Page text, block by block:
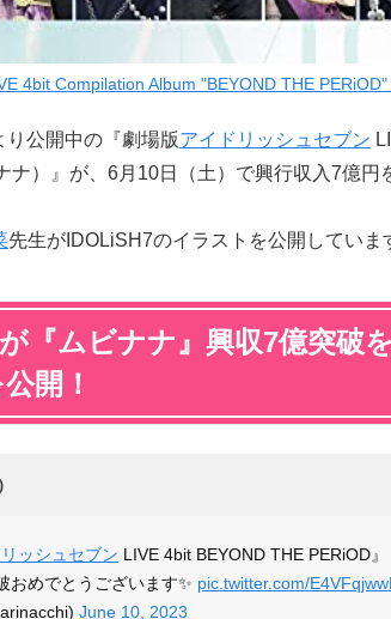
4bit Compilation Album "BEYOND THE PERiOD"
公開中の『劇場版アイドリッシュセブン
ナ）』が、6月10日（土）で興行収入7億円
先生がIDOLiSH7のイラストを公開していま
『ムビナナ』興収7億突破
開！
ッシュセブン LIVE 4bit BEYOND THE PERiOD』
おめでとうございます✨ pic.twitter.com/
June 10, 2023